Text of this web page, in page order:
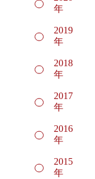
年
2019
年
2018
年
2017
年
2016
年
2015
年